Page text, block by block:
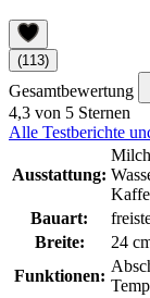
(113)
Gesamtbewertung
4,3 von 5 Sternen
Alle Testberichte
Ausstattung:
Bauart:
Breite:
24
Funktionen: